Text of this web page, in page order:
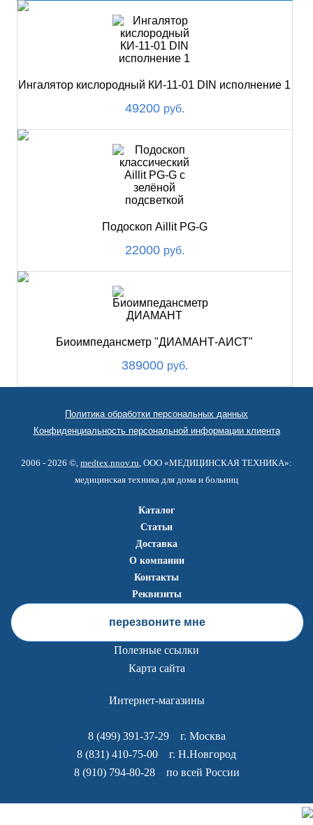
Ингалятор кислородный КИ-11-01 DIN исполнение 1
49200 руб.
Подоскоп Aillit PG-G
22000 руб.
Биоимпедансметр "ДИАМАНТ-АИСТ"
389000 руб.
Политика обработки персональных данных
Конфиденциальность персональной информации клиента
2006 - 2026 ©, medtex.nnov.ru, ООО «МЕДИЦИНСКАЯ ТЕХНИКА»:
медицинская техника для дома и больниц
Каталог
Статьи
Доставка
О компании
Контакты
Реквизиты
перезвоните мне
Полезные ссылки
Карта сайта
Интернет-магазины
8 (499) 391-37-29г. Москва
8 (831) 410-75-00 г. Н.Новгород
8 (910) 794-80-28по всей России